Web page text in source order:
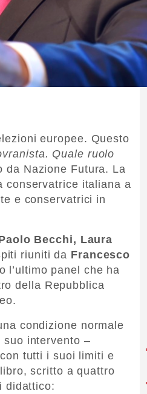
europee. Questo
Quale ruolo
da Nazione Futura. La
conservatrice italiana a
e conservatrici in
Becchi, Laura
riuniti da Francesco
l’ultimo panel che ha
della Repubblica
condizione normale
suo intervento –
tutti i suoi limiti e
scritto a quattro
didattico: